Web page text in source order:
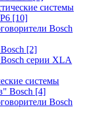
системы
[10]
Bosch
[2]
серии XLA
системы
Bosch [4]
Bosch